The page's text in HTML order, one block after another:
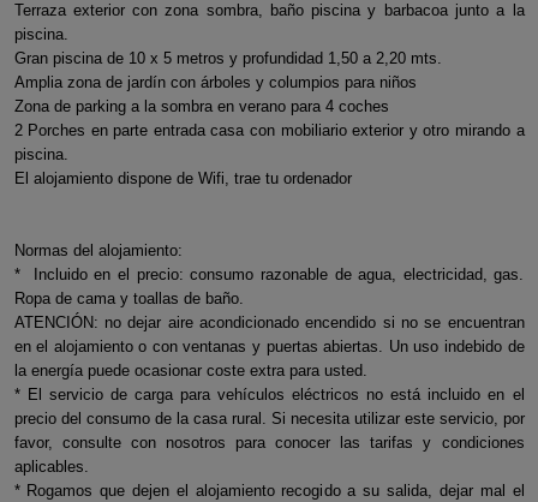
Terraza exterior con zona sombra, baño piscina y barbacoa junto a la
piscina.
Gran piscina de 10 x 5 metros y profundidad 1,50 a 2,20 mts.
Amplia zona de jardín con árboles y columpios para niños
Zona de parking a la sombra en verano para 4 coches
2 Porches en parte entrada casa con mobiliario exterior y otro mirando a
piscina.
El alojamiento dispone de Wifi, trae tu ordenador
Normas del alojamiento:
* Incluido en el precio: consumo razonable de agua, electricidad, gas.
Ropa de cama y toallas de baño.
ATENCIÓN: no dejar aire acondicionado encendido si no se encuentran
en el alojamiento o con ventanas y puertas abiertas. Un uso indebido de
la energía puede ocasionar coste extra para usted.
* El servicio de carga para vehículos eléctricos no está incluido en el
precio del consumo de la casa rural. Si necesita utilizar este servicio, por
favor, consulte con nosotros para conocer las tarifas y condiciones
aplicables.
* Rogamos que dejen el alojamiento recogido a su salida, dejar mal el